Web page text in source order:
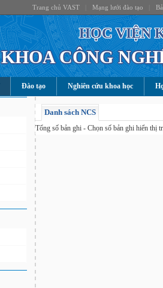
Trang chủ VAST Mạng lưới đào tạo
HỌC VIỆN
KHOA CÔNG
Đào tạo Nghiên cứu khoa học
Danh sách NCS
Tổng số bản ghi - Chọn số bản ghi hiển thị